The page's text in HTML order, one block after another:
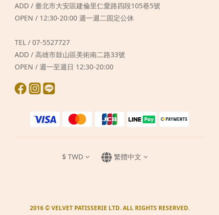
ADD / 臺北市大安區建倫里仁愛路四段105巷5號
OPEN / 12:30-20:00 週一週二固定公休
TEL / 07-5527727
ADD / 高雄市鼓山區美術南二路33號
OPEN / 週一至週日 12:30-20:00
$ TWD 繁體中文
2016 © VELVET PATISSERIE LTD. ALL RIGHTS RESERVED.